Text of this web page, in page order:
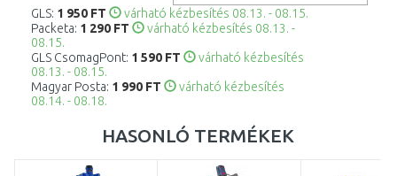
GLS: 1 950 FT
várható kézbesítés 08.13. - 08.15.
Packeta: 1 290 FT
várható kézbesítés 08.13. -
08.15.
GLS CsomagPont: 1 590 FT
várható kézbesítés
08.13. - 08.15.
Magyar Posta: 1 990 FT
várható kézbesítés
08.14. - 08.18.
HASONLÓ TERMÉKEK